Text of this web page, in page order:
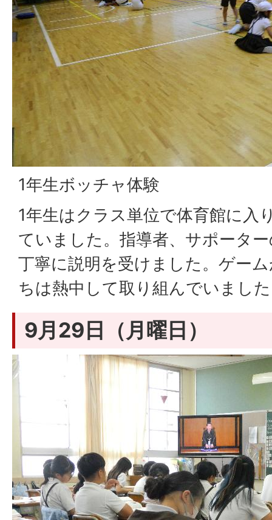
1年生ボッチャ体験
1年生はクラス単位で体育館に入
ていました。指導者、サポータ
丁寧に説明を受けました。ゲー
ちは熱中して取り組んでいまし
9月29日（月曜日）